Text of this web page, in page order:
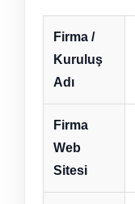
Firma /
Kuruluş
Adı
Firma
Web
Sitesi